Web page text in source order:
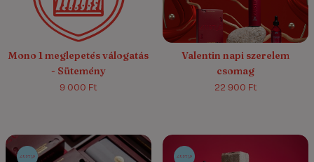
Mono 1 meglepetés válogatás
- Sütemény
9 000 Ft
Valentin napi szerelem
csomag
22 900 Ft